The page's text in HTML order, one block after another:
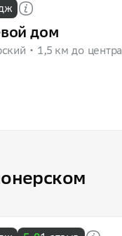
дом
1,5 км до центра